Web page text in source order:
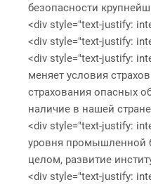
безопасности
<div style="text-justify:
<div style="text-justify:
<div style="text-justify:
меняет условия
страхования опасных
наличие в нашей
<div style="text-justify:
уровня промышленной
целом, развитие
<div style="text-justify: